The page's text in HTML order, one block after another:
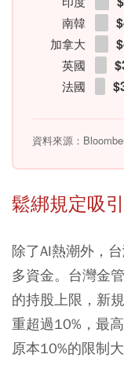
南韓
加拿大
英國
法國
資料來源：
鬆綁規定吸
除了AI熱潮外，
多資金。台灣金
的持股上限，新
重超過10%，最
原本10%的限制